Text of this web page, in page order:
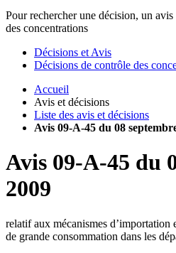
Pour rechercher une décision, un
des concentrations
Décisions et Avis
Décisions de contrôle des
Accueil
Avis et décisions
Liste des avis et décisions
Avis 09-A-45 du 08
Avis 09-A-45 du
2009
relatif aux mécanismes
de grande consommation dans les